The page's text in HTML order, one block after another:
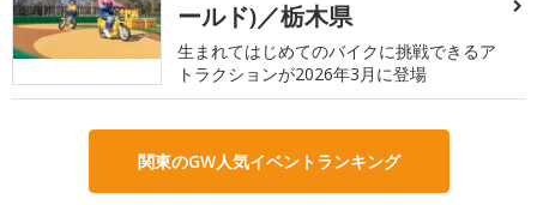
ールド)／栃木県
生まれてはじめてのバイクに挑戦できるア
トラクションが2026年3月に登場
関東のGW人気イベントランキング